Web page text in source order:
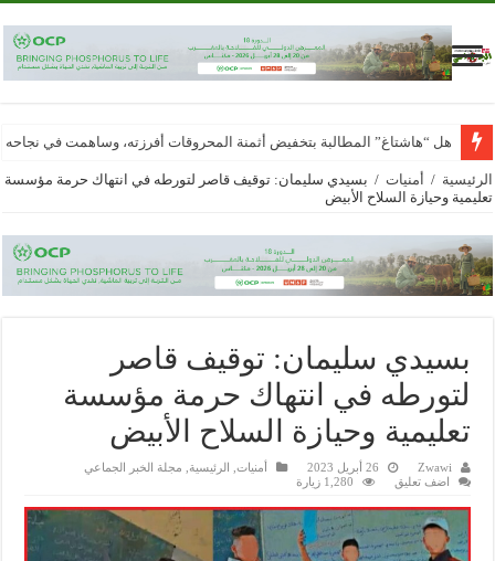
هل “هاشتاغ” المطالبة بتخفيض أثمنة المحروقات أفرزته، وساهمت في
الرئيسية / أمنيات / بسيدي سليمان: توقيف قاصر لتورطه في انتهاك حرمة مؤسسة
تعليمية وحيازة السلاح الأبيض
بسيدي سليمان: توقيف قاصر
لتورطه في انتهاك حرمة مؤسسة
تعليمية وحيازة السلاح الأبيض
Zwawi 26 أبريل 2023 أمنيات الرئيسية
مجلة الخبر الجماعي
اضف تعليق
1,280 زيارة